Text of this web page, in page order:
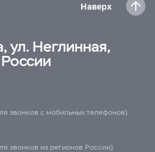
Наверх
ул. Неглинная,
звонков с мобильных телефонов)
звонков из регионов России)